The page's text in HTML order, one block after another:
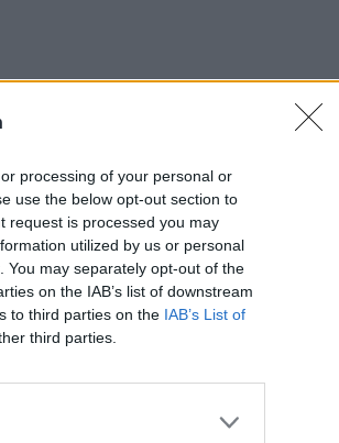
processing of your personal or
use the below opt-out section to
request is processed you may
utilized by us or personal
may separately opt-out of the
on the IAB’s list of downstream
to third parties on the IAB’s List of
third parties.